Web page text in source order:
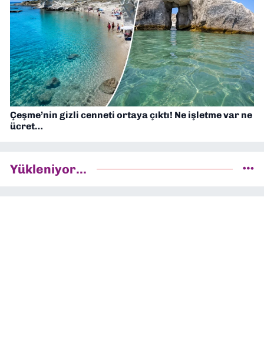
Çeşme’nin gizli cenneti ortaya çıktı! Ne işletme var ne
ücret…
Yükleniyor...